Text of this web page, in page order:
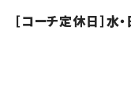
［コーチ定休日］水